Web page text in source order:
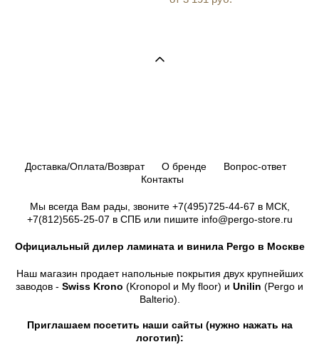
Доставка/Оплата/Возврат О бренде
Вопрос-ответ
Контакты
Мы всегда Вам рады, звоните +7(495)725-44-67 в МСК,
+7(812)565-25-07 в СПБ или пишите info@pergo-store.ru
Официальный дилер ламината и винила Pergo в Москве
Наш магазин продает напольные покрытия двух крупнейших
заводов - Swiss Krono (Kronopol и My floor) и Unilin (Pergo и
Balterio).
Приглашаем посетить наши сайты (нужно нажать на
логотип):